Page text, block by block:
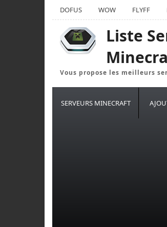
DOFUS WOW FLYFF
Liste
Vous propose les meilleurs
SERVEURS MINECRAFT